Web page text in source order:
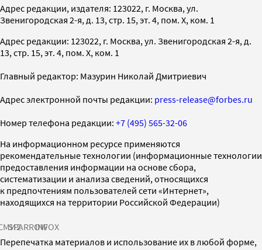
Адрес редакции, издателя: 123022, г. Москва, ул.
Звенигородская 2-я, д. 13, стр. 15, эт. 4, пом. X, ком. 1
Адрес редакции: 123022, г. Москва, ул. Звенигородская 2-я, д.
13, стр. 15, эт. 4, пом. X, ком. 1
Главный редактор: Мазурин Николай Дмитриевич
Адрес электронной почты редакции: press-release@forbes.ru
Номер телефона редакции: +7 (495) 565-32-06
На информационном ресурсе применяются
рекомендательные технологии (информационные технологии
предоставления информации на основе сбора,
систематизации и анализа сведений, относящихся
к предпочтениям пользователей сети «Интернет»,
находящихся на территории Российской Федерации)
SPARROWINFOX
Перепечатка материалов и использование их в любой форме,